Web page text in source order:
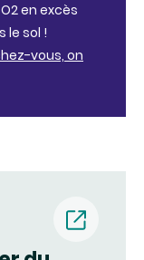
en excès
le sol !
vous, on